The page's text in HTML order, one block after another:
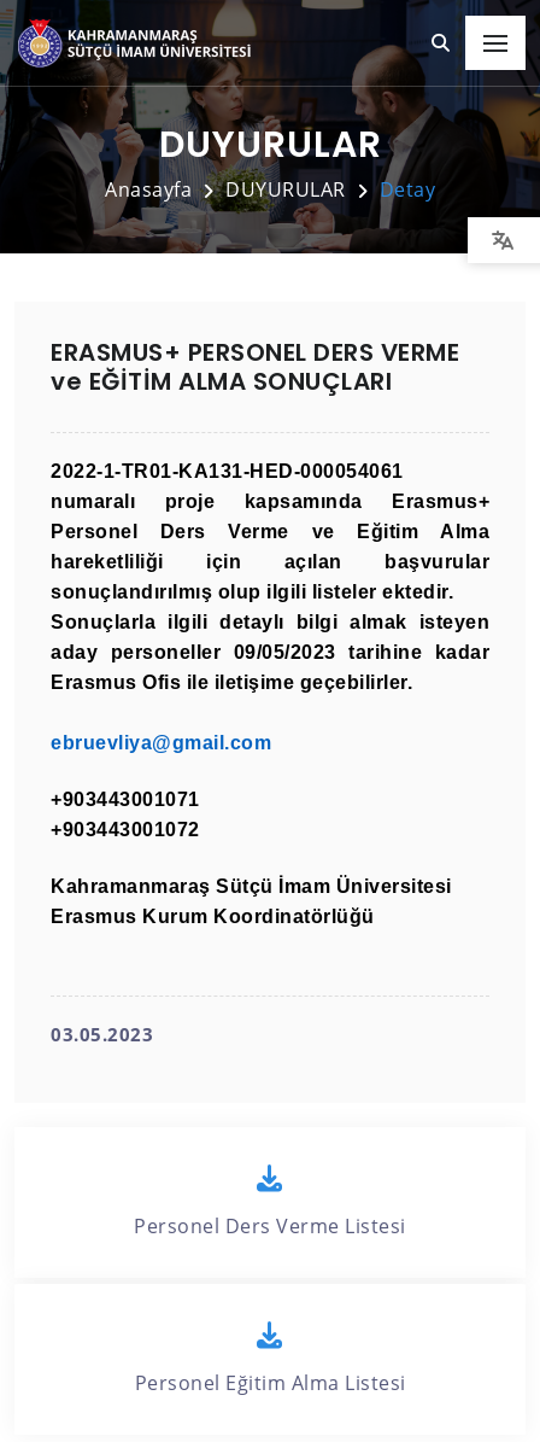
DUYURULAR
Anasayfa DUYURULAR Detay
ERASMUS+ PERSONEL DERS VERME
ve EĞİTİM ALMA SONUÇLARI
2022-1-TR01-KA131-HED-000054061
numaralı proje kapsamında Erasmus+
Personel Ders Verme ve Eğitim Alma
hareketliliği için açılan başvurular
sonuçlandırılmış olup ilgili listeler ektedir.
Sonuçlarla ilgili detaylı bilgi almak isteyen
aday personeller 09/05/2023 tarihine kadar
Erasmus Ofis ile iletişime geçebilirler.
ebruevliya@gmail.com
+903443001071
+903443001072
Kahramanmaraş Sütçü İmam Üniversitesi
Erasmus Kurum Koordinatörlüğü
03.05.2023
Personel Ders Verme Listesi
Personel Eğitim Alma Listesi